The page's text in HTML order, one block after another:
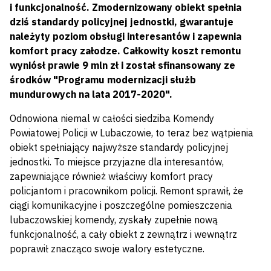
i funkcjonalność. Zmodernizowany obiekt spełnia
dziś standardy policyjnej jednostki, gwarantuje
należyty poziom obsługi interesantów i zapewnia
komfort pracy załodze. Całkowity koszt remontu
wyniósł prawie 9 mln zł i został sfinansowany ze
środków "Programu modernizacji służb
mundurowych na lata 2017-2020".
Odnowiona niemal w całości siedziba Komendy
Powiatowej Policji w Lubaczowie, to teraz bez wątpienia
obiekt spełniający najwyższe standardy policyjnej
jednostki. To miejsce przyjazne dla interesantów,
zapewniające również właściwy komfort pracy
policjantom i pracownikom policji. Remont sprawił, że
ciągi komunikacyjne i poszczególne pomieszczenia
lubaczowskiej komendy, zyskały zupełnie nową
funkcjonalność, a cały obiekt z zewnątrz i wewnątrz
poprawił znacząco swoje walory estetyczne.